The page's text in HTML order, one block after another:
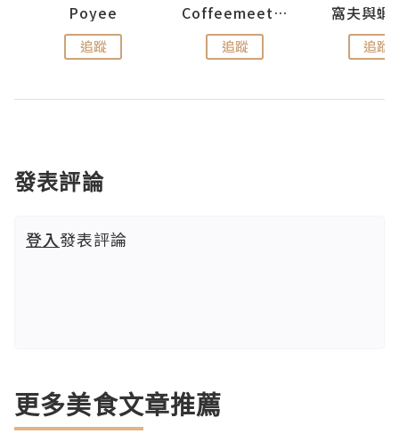
Poyee
追蹤
Coffeemeetjojo
追蹤
窩夫與蝦
追蹤
發表評論
登入發表評論
更多美食文章推薦